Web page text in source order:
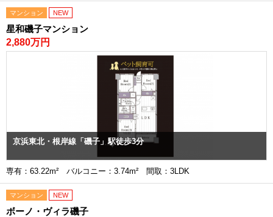
マンション NEW
星和磯子マンション
2,880万円
京浜東北・根岸線「磯子」駅徒歩3分
専有：63.22m² バルコニー：3.74m² 間取：3LDK
マンション NEW
ボーノ・ヴィラ磯子